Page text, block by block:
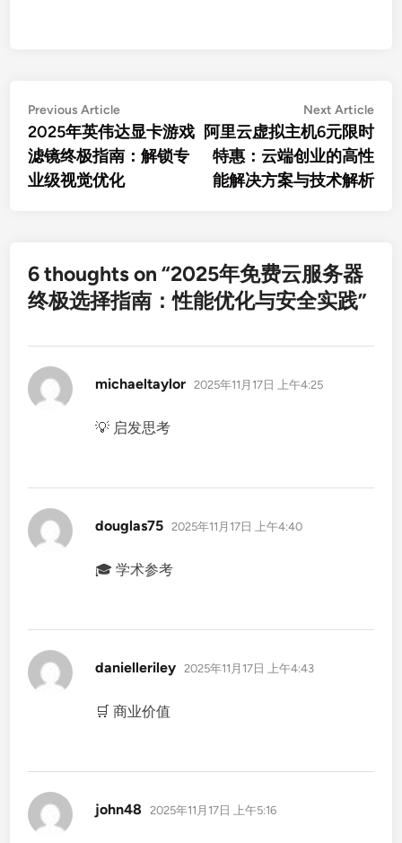
文
章
导
航
Previous ArticlePrevious
article:
2025年英伟达显卡游戏
滤镜终极指南：解锁专
业级视觉优化
Next Article
阿里云虚拟主机6元限时
特惠：云端创业的高性
能解决方案与技术解析
6 thoughts on “2025年免费云服务器
终极选择指南：性能优化与安全实践”
michaeltaylor 说
道：
2025年11月17日 上午4:25
💡 启发思考
douglas75 说
道：
2025年11月17日 上午4:40
🎓 学术参考
danielleriley 说
道：
2025年11月17日 上午4:43
🛒 商业价值
john48 说
道：
2025年11月17日 上午5:16